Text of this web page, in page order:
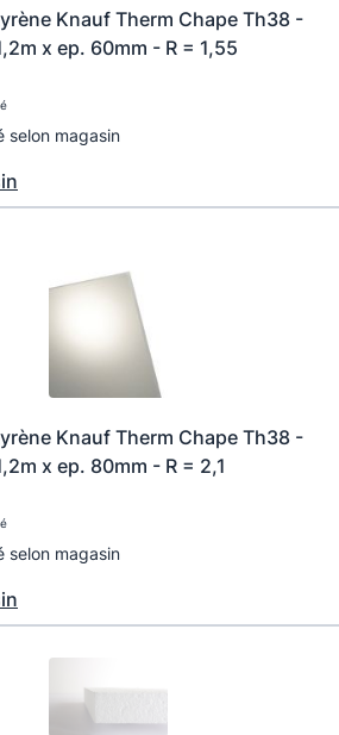
Knauf Therm Chape Th38 -
x ep. 60mm - R = 1,55
selon magasin
Knauf Therm Chape Th38 -
x ep. 80mm - R = 2,1
selon magasin